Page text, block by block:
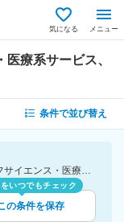
気になる メニュー
療系サービス、
条件で並び替え
[勤務地]大阪府 [業種]医薬品・医療機器・ライフサイエンス・医療系サービス [こだわり条件ピックアップ]新着
いつでもチェック
の条件を保存